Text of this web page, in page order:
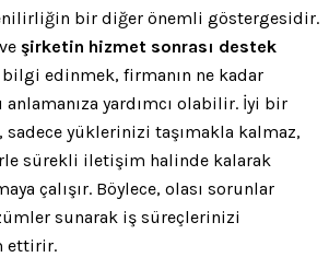
bir diğer önemli göstergesidir.
ve şirketin hizmet sonrası destek
bilgi edinmek, firmanın ne kadar
yardımcı olabilir. İyi bir
sadece yüklerinizi taşımakla kalmaz,
sürekli iletişim halinde kalarak
çalışır. Böylece, olası sorunlar
sunarak iş süreçlerinizi
ettirir.